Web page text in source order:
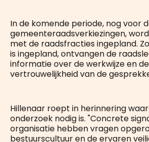
In de komende periode, nog voor
gemeenteraadsverkiezingen,
met de raadsfracties ingepland.
is ingepland, ontvangen de
informatie over de werkwijze en de
vertrouwelijkheid van de
Hillenaar roept in herinnering
onderzoek nodig is. "Concrete
organisatie hebben vragen
bestuurscultuur en de ervaren